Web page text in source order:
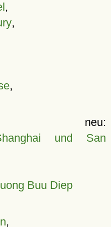
,
,
,
und San
Buu Diep
,